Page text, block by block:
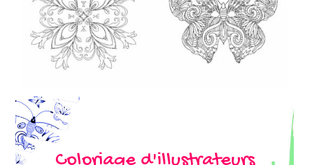
Coloriage d'illustrateurs